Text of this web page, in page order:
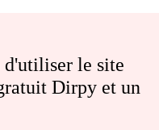
d'utiliser le site
Dirpy et un